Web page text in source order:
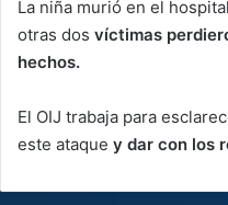
La niña murió en el
otras dos víctimas
hechos.
El OIJ trabaja para
este ataque y dar con los